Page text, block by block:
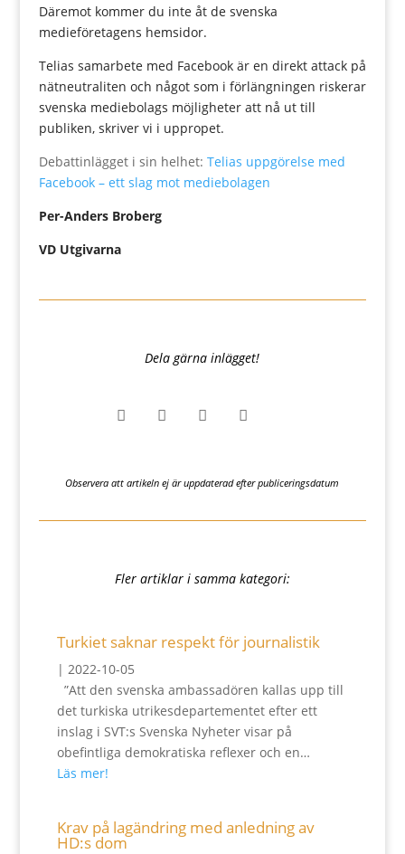
Däremot kommer du inte åt de svenska
medieföretagens hemsidor.
Telias samarbete med Facebook är en direkt attack på
nätneutraliten och något som i förlängningen riskerar
svenska mediebolags möjligheter att nå ut till
publiken, skriver vi i uppropet.
Debattinlägget i sin helhet: Telias uppgörelse med
Facebook – ett slag mot mediebolagen
Per-Anders Broberg
VD Utgivarna
Dela gärna inlägget!
   
Observera att artikeln ej är uppdaterad efter publiceringsdatum
Fler artiklar i samma kategori: